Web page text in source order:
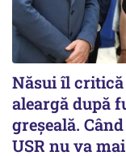
Năsui îl critică
aleargă după
greșeală.
USR nu va